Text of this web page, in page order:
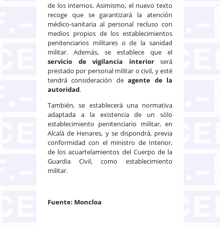
de los internos. Asimismo, el nuevo texto
recoge que se garantizará la atención
médico-sanitaria al personal recluso con
medios propios de los establecimientos
penitenciarios militares o de la sanidad
militar. Además, se establece que el
servicio de vigilancia interiorserá
prestado por personal militar o civil, y esté
tendrá consideración deagente de la
autoridad.
También, se establecerá una normativa
adaptada a la existencia de un sólo
establecimiento penitenciario militar, en
Alcalá de Henares, y se dispondrá, previa
conformidad con el ministro de Interior,
de los acuartelamientos del Cuerpo de la
Guardia Civil, como establecimiento
militar.
Fuente: Moncloa